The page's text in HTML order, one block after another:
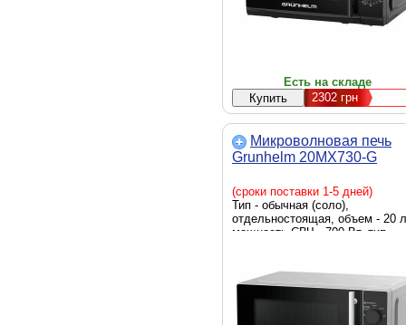
- 260 мм, черный
Есть на складе
2302 грн
Микроволновая печь
Grunhelm 20MX730-G
(сроки поставки 1-5 дней)
Тип - обычная (соло),
отдельностоящая, объем - 20
мощность СВЧ - 700 Вт, тип
диаметр поворотного поддона -
255 мм, подсветка камеры,
таймер, Ширина - 44 см,
36 см, Высота - 26 см, вес -